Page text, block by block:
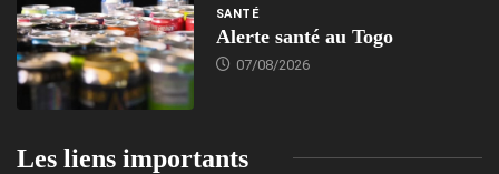
SANTÉ
Alerte santé au Togo
07/08/2026
Les liens importants